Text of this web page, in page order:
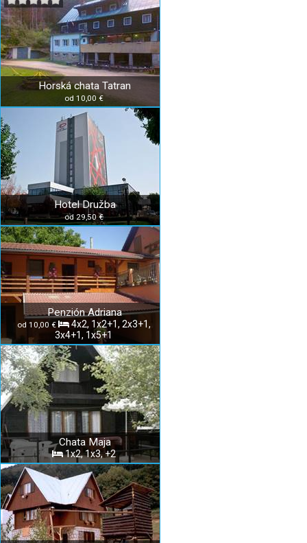
Horská chata Tatran
od 10,00 €
Hotel Družba
od 29,50 €
Penzión Adriana
od 10,00 €
4x2, 1x2+1, 2x3+1,
3x4+1, 1x5+1
Chata Maja
1x2, 1x3, +2